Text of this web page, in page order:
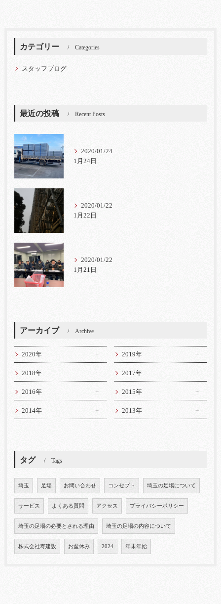
カテゴリー Categories
スタッフブログ
最近の投稿 Recent Posts
2020/01/24
1月24日
2020/01/22
1月22日
2020/01/22
1月21日
アーカイブ Archive
2020年 2019年
2018年 2017年
2016年 2015年
2014年 2013年
タグ Tags
埼玉 足場 お問い合わせ コンセプト 埼玉の足場について
サービス よくある質問 アクセス プライバシーポリシー
埼玉の足場の必要とされる理由 埼玉の足場の内容について
株式会社寿建設 お盆休み 2024 年末年始